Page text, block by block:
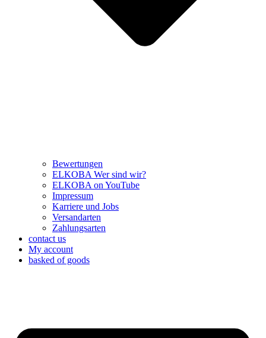
Bewertungen
ELKOBA Wer sind wir?
ELKOBA on YouTube
Impressum
Karriere und Jobs
Versandarten
Zahlungsarten
contact us
My account
basked of goods